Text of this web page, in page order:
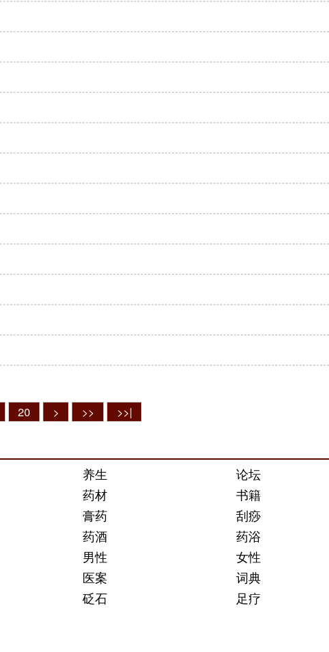
20 > >> >>|
养生
论坛
药材
书籍
膏药
刮痧
药酒
药浴
男性
女性
医案
词典
砭石 足疗